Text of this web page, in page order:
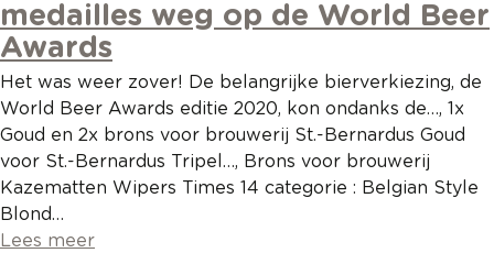
medailles weg op de World Beer
Awards
Het was weer zover! De belangrijke bierverkiezing, de
World Beer Awards editie 2020, kon ondanks de…, 1x
Goud en 2x brons voor brouwerij St.-Bernardus Goud
voor St.-Bernardus Tripel…, Brons voor brouwerij
Kazematten Wipers Times 14 categorie : Belgian Style
Blond…
Lees meer